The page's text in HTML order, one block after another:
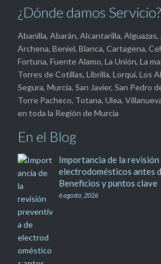
¿Dónde damos Servicio?
Abanilla, Abarán, Alcantarilla,
Archena, Beniel, Blanca, Cartagena,
Fortuna, Fuente Alamo, La Unión, La
Torres de Cotillas, Librilla, Lorquí, Los
Segura, Murcia, San Javier, San Pedro
Torre Pacheco, Totana, Ulea,
en toda la Región de Murcia
En el Blog
Importancia de la
electrodomésticos antes
Beneficios y puntos clave
6 agosto, 2026